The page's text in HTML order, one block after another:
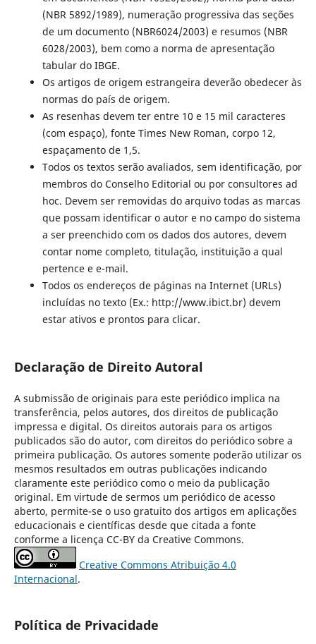
(NBR 5892/1989), numeração progressiva das seções
de um documento (NBR6024/2003) e resumos (NBR
6028/2003), bem como a norma de apresentação
tabular do IBGE.
Os artigos de origem estrangeira deverão obedecer às
normas do país de origem.
As resenhas devem ter entre 10 e 15 mil caracteres
(com espaço), fonte Times New Roman, corpo 12,
espaçamento de 1,5.
Todos os textos serão avaliados, sem identificação, por
membros do Conselho Editorial ou por consultores ad
hoc. Devem ser removidas do arquivo todas as marcas
que possam identificar o autor e no campo do sistema
a ser preenchido com os dados dos autores, devem
contar nome completo, titulação, instituição a qual
pertence e e-mail.
Todos os endereços de páginas na Internet (URLs)
incluídas no texto (Ex.: http://www.ibict.br) devem
estar ativos e prontos para clicar.
Declaração de Direito Autoral
A submissão de originais para este periódico implica na
transferência, pelos autores, dos direitos de publicação
impressa e digital. Os direitos autorais para os artigos
publicados são do autor, com direitos do periódico sobre a
primeira publicação. Os autores somente poderão utilizar os
mesmos resultados em outras publicações indicando
claramente este periódico como o meio da publicação
original. Em virtude de sermos um periódico de acesso
aberto, permite-se o uso gratuito dos artigos em aplicações
educacionais e científicas desde que citada a fonte
conforme a licença CC-BY da Creative Commons.
Creative Commons Atribuição 4.0
Internacional.
Política de Privacidade